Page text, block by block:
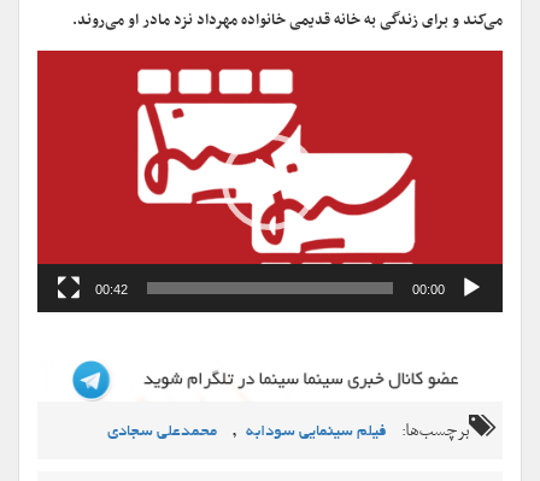
می‌کند و برای زندگی به خانه قدیمی خانواده مهرداد نزد مادر او می‌روند.
00:00
00:42
برچسب‌ها: فیلم سینمایی سودابه , محمدعلی سجادی